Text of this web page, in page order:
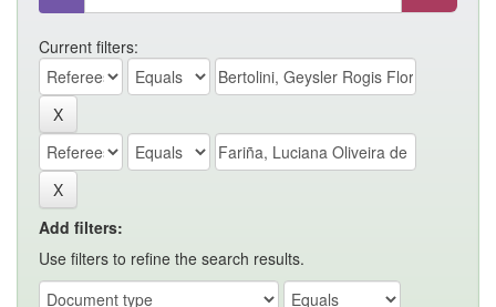
Current filters:
Add filters:
Use filters to refine the search results.